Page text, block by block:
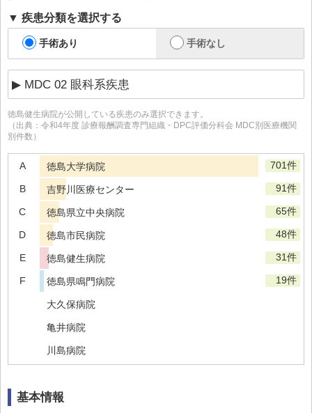
疾患分類を選択する
手術あり 手術なし
徳島健生病院が公開している疾患のみ選択できます。
（出典：令和4年度 診療報酬調査専門組織・DPC評価分科会 MDC別医療機関
別件数）
A 徳島大学病院 701件
B 吉野川医療センター 91件
C 徳島県立中央病院 65件
D 徳島市民病院 48件
E 徳島健生病院 31件
F 徳島県鳴門病院 19件
大久保病院
亀井病院
川島病院
城南病院
基本情報